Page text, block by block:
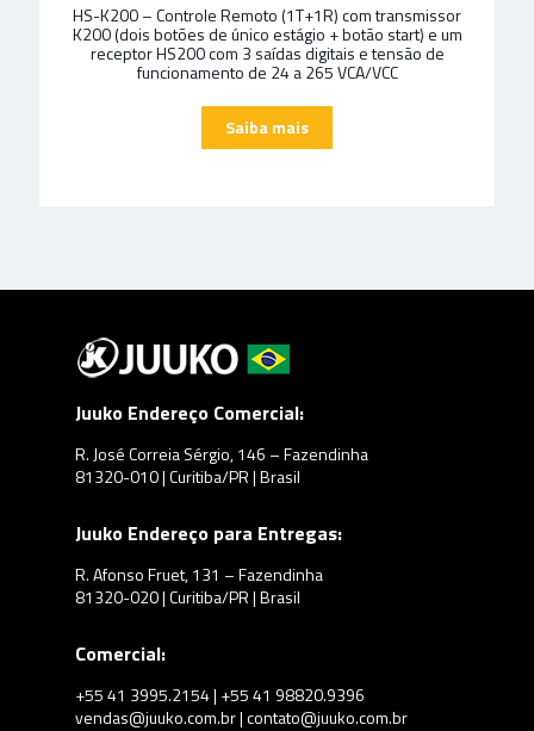
HS-K200 – Controle Remoto (1T+1R) com transmissor
K200 (dois botões de único estágio + botão start) e um
receptor HS200 com 3 saídas digitais e tensão de
funcionamento de 24 a 265 VCA/VCC
Juuko Endereço Comercial:
R. José Correia Sérgio, 146 – Fazendinha
81320-010 | Curitiba/PR | Brasil
Juuko Endereço para Entregas:
R. Afonso Fruet, 131 – Fazendinha
81320-020 | Curitiba/PR | Brasil
Comercial:
+55 41 3995.2154 | +55 41 98820.9396
vendas@juuko.com.br | contato@juuko.com.br